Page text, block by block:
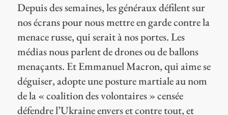
Depuis des semaines, les généraux défilent sur
nos écrans pour nous mettre en garde contre la
menace russe, qui serait à nos portes. Les
médias nous parlent de drones ou de ballons
menaçants. Et Emmanuel Macron, qui aime se
déguiser, adopte une posture martiale au nom
de la « coalition des volontaires » censée
défendre l’Ukraine envers et contre tout, et